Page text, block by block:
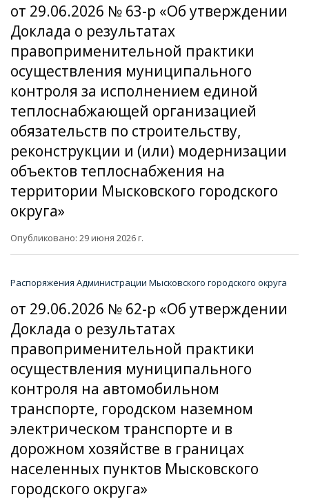
от 29.06.2026 № 63-р «Об утверждении
Доклада о результатах
правоприменительной практики
осуществления муниципального
контроля за исполнением единой
теплоснабжающей организацией
обязательств по строительству,
реконструкции и (или) модернизации
объектов теплоснабжения на
территории Мысковского городского
округа»
Опубликовано: 29 июня 2026 г.
Распоряжения Администрации Мысковского городского округа
от 29.06.2026 № 62-р «Об утверждении
Доклада о результатах
правоприменительной практики
осуществления муниципального
контроля на автомобильном
транспорте, городском наземном
электрическом транспорте и в
дорожном хозяйстве в границах
населенных пунктов Мысковского
городского округа»